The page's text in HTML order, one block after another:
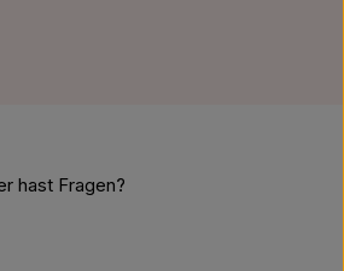
hast Fragen?